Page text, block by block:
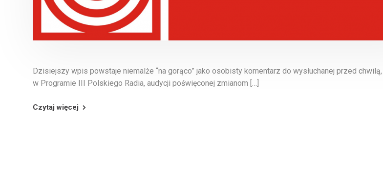
Dzisiejszy wpis powstaje niemalże “na gorąco” jako osobisty komentarz do wysłuchanej przed chwilą,
w Programie III Polskiego Radia, audycji poświęconej zmianom […]
Czytaj więcej